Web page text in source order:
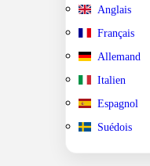
Anglais
Français
Allemand
Italien
Espagnol
Suédois